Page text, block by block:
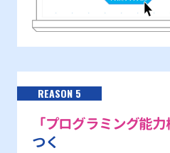
REASON 5
「プログラミング能
つく